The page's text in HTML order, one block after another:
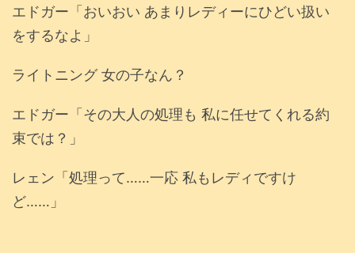
エドガー「おいおい あまりレディーにひどい扱い
をするなよ」
ライトニング 女の子なん？
エドガー「その大人の処理も 私に任せてくれる約
束では？」
レェン「処理って……一応 私もレディですけ
ど……」